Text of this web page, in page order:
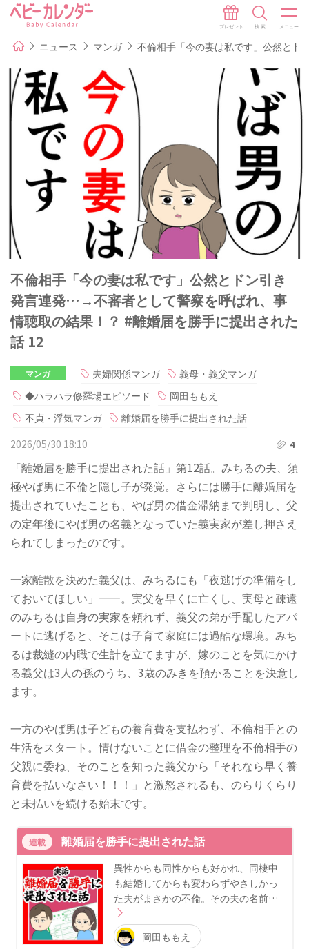
ニュース マンガ 不倫相手「今の妻は私です」公然と
不倫相手「今の妻は私です」公然とドン引き
発言連発…→不審者として警察を呼ばれ、事
情聴取の結果！？ #離婚届を勝手に提出された
話 12
マンガ 夫婦関係マンガ
義母・義父マンガ
◆ハラハラ修羅場エピソード
岡田ももえ
不貞・浮気マンガ
離婚届を勝手に提出された話
2026/05/30 18:10
4
「離婚届を勝手に提出された話」第12話。みちるの夫、須
極やば男に不倫と隠し子が発覚。さらには勝手に離婚届を
提出されていたことも、やば男の借金滞納まで判明し、父
の定年後にやば男の名義となっていた義実家が差し押さえ
られてしまったのです。
一家離散を決めた義父は、みちるにも「夜逃げの準備をし
ておいてほしい」——。実父を早くに亡くし、実母と疎遠
のみちるは自身の実家を頼れず、義父の弟が手配したアパ
ートに逃げると、そこは子育て家庭には過酷な環境。みち
るは裁縫の内職で生計を立てますが、嫁のことを気にかけ
る義父は3人の孫のうち、3歳のみきを預かることを決意し
ます。
一方のやば男は子どもの養育費を支払わず、不倫相手との
生活をスタート。情けないことに借金の整理を不倫相手の
父親に委ね、そのことを知った義父から「それなら早く養
育費を払いなさい！！！」と激怒されるも、のらりくらり
と未払いを続ける始末です。
連載 離婚届を勝手に提出された話
異性からも同性からも好かれ、同棲中
も結婚してからも変わらずやさしかっ
た夫がまさかの不倫。その夫の名前…
岡田ももえ